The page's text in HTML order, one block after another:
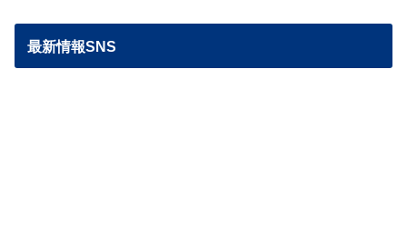
最新情報SNS